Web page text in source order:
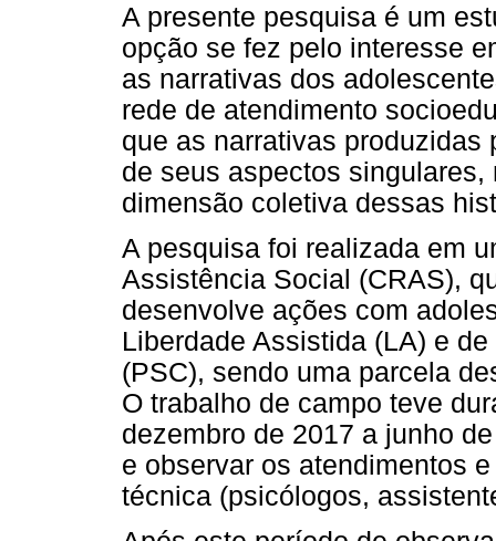
A presente pesquisa é um
opção se fez pelo interesse
as narrativas dos
rede de atendimento
que as narrativas produzidas
de seus aspectos
dimensão coletiva dessas
A pesquisa foi realizada em
Assistência Social (CRAS),
desenvolve ações com
Liberdade Assistida (LA) e
(PSC), sendo uma parcela
O trabalho de campo teve
dezembro de 2017 a junho
e observar os atendimentos
técnica (psicólogos,